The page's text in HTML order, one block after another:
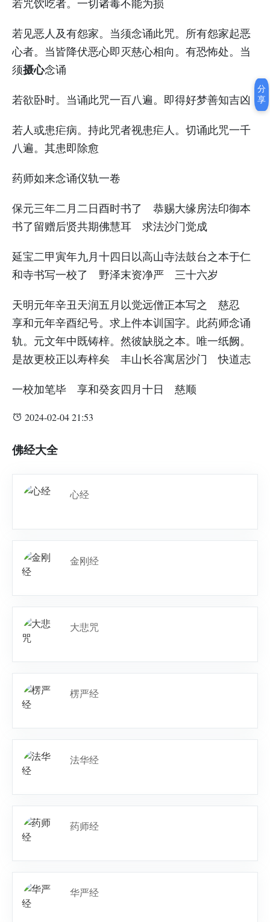
若咒饮吃者。一切诸毒不能为损
若见恶人及有怨家。当须念诵此咒。所有怨家起恶
心者。当皆降伏恶心即灭慈心相向。有恐怖处。当
须摄心念诵
若欲卧时。当诵此咒一百八遍。即得好梦善知吉凶
若人或患疟病。持此咒者视患疟人。切诵此咒一千
八遍。其患即除愈
药师如来念诵仪轨一卷
保元三年二月二日酉时书了 恭赐大缘房法印御本
书了留赠后贤共期佛慧耳 求法沙门觉成
延宝二甲寅年九月十四日以高山寺法鼓台之本于仁
和寺书写一校了 野泽末资净严 三十六岁
天明元年辛丑天润五月以觉远僧正本写之 慈忍
享和元年辛酉纪号。求上件本训国字。此药师念诵
轨。元文年中既铸梓。然彼缺脱之本。唯一纸阙。
是故更校正以寿梓矣 丰山长谷寓居沙门 快道志
一校加笔毕 享和癸亥四月十日 慈顺
2024-02-04 21:53
佛经大全
心经
金刚经
大悲咒
楞严经
法华经
药师经
华严经
分
享